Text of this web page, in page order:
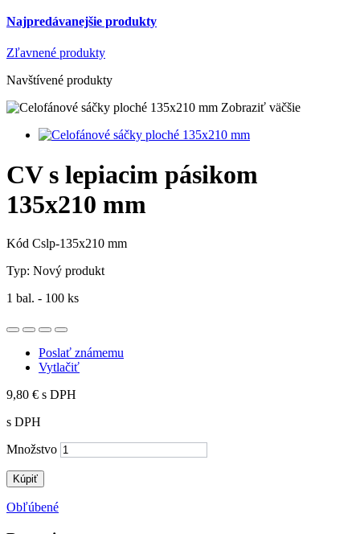
Najpredávanejšie produkty
Zľavnené produkty
Navštívené produkty
Zobraziť väčšie
CV s lepiacim pásikom
135x210 mm
Kód Cslp-135x210 mm
Typ: Nový produkt
1 bal. - 100 ks
Poslať známemu
Vytlačiť
9,80 € s DPH
s DPH
Množstvo
Kúpiť
Obľúbené